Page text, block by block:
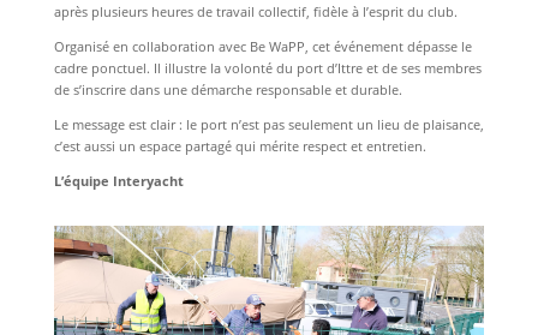
après plusieurs heures de travail collectif, fidèle à l’esprit du club.
Organisé en collaboration avec Be WaPP, cet événement dépasse le
cadre ponctuel. Il illustre la volonté du port d’Ittre et de ses membres
de s’inscrire dans une démarche responsable et durable.
Le message est clair : le port n’est pas seulement un lieu de plaisance,
c’est aussi un espace partagé qui mérite respect et entretien.
L’équipe Interyacht